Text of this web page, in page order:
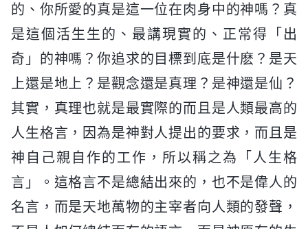
的、你所愛的真是這一位在肉身中的神嗎？真
是這個活生生的、最講現實的、正常得「出
奇」的神嗎？你追求的目標到底是什麽？是天
上還是地上？是觀念還是真理？是神還是仙？
其實，真理也就是最實際的而且是人類最高的
人生格言，因為是神對人提出的要求，而且是
神自己親自作的工作，所以稱之為「人生格
言」。這格言不是總結出來的，也不是偉人的
名言，而是天地萬物的主宰者向人類的發聲，